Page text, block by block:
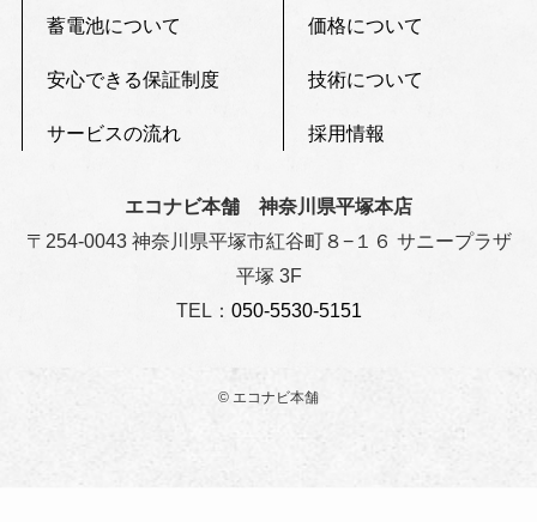
蓄電池について
安心できる保証制度
サービスの流れ
価格について
技術について
採用情報
エコナビ本舗 神奈川県平塚本店
〒254-0043 神奈川県平塚市紅谷町８−１６ サニープラザ
平塚 3F
TEL： 050-5530-5151
© エコナビ本舗